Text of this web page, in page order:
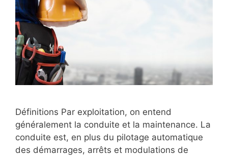
Définitions Par exploitation, on entend
généralement la conduite et la maintenance. La
conduite est, en plus du pilotage automatique
des démarrages, arrêts et modulations de